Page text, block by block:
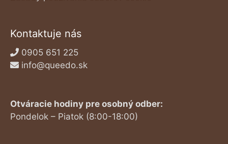
Kontaktuje nás
0905 651 225
info@queedo.sk
Otváracie hodiny pre osobný odber:
Pondelok – Piatok (8:00-18:00)